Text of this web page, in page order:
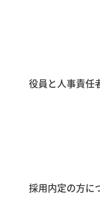
役員と人事責任
採用内定の方に